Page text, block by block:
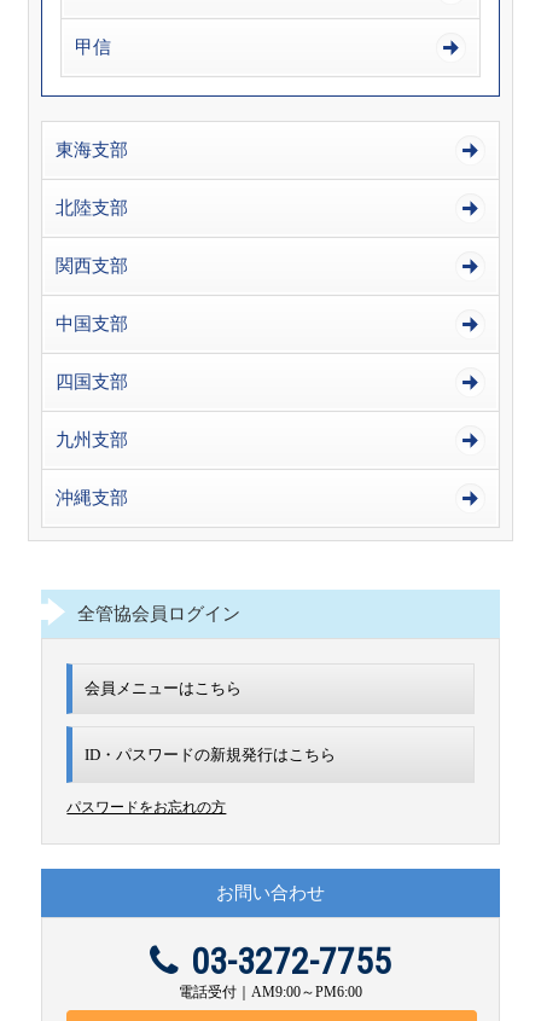
甲信
東海支部
北陸支部
関西支部
中国支部
四国支部
九州支部
沖縄支部
全管協会員ログイン
会員メニューはこちら
ID・パスワードの新規発行はこちら
パスワードをお忘れの方
お問い合わせ
03-3272-7755
電話受付｜AM9:00～PM6:00